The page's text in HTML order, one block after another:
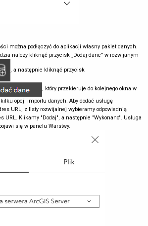
można podłączyć do aplikacji własny pakiet danych.
należy kliknąć przycisk „Dodaj dane” w rozwijanym
, a następnie kliknąć przycisk
, który przekieruje do kolejnego okna w
opcji importu danych. Aby dodać usługę
URL, z listy rozwijalnej wybieramy odpowiednią
URL. Klikamy "Dodaj", a następnie "Wykonano". Usługa
się w panelu Warstwy.